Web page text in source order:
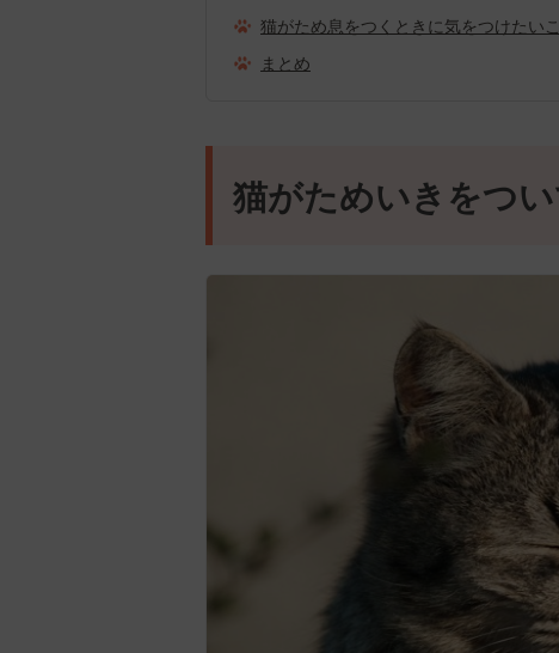
猫がため息をつくときに気をつけたい
まとめ
猫がためいきをつ